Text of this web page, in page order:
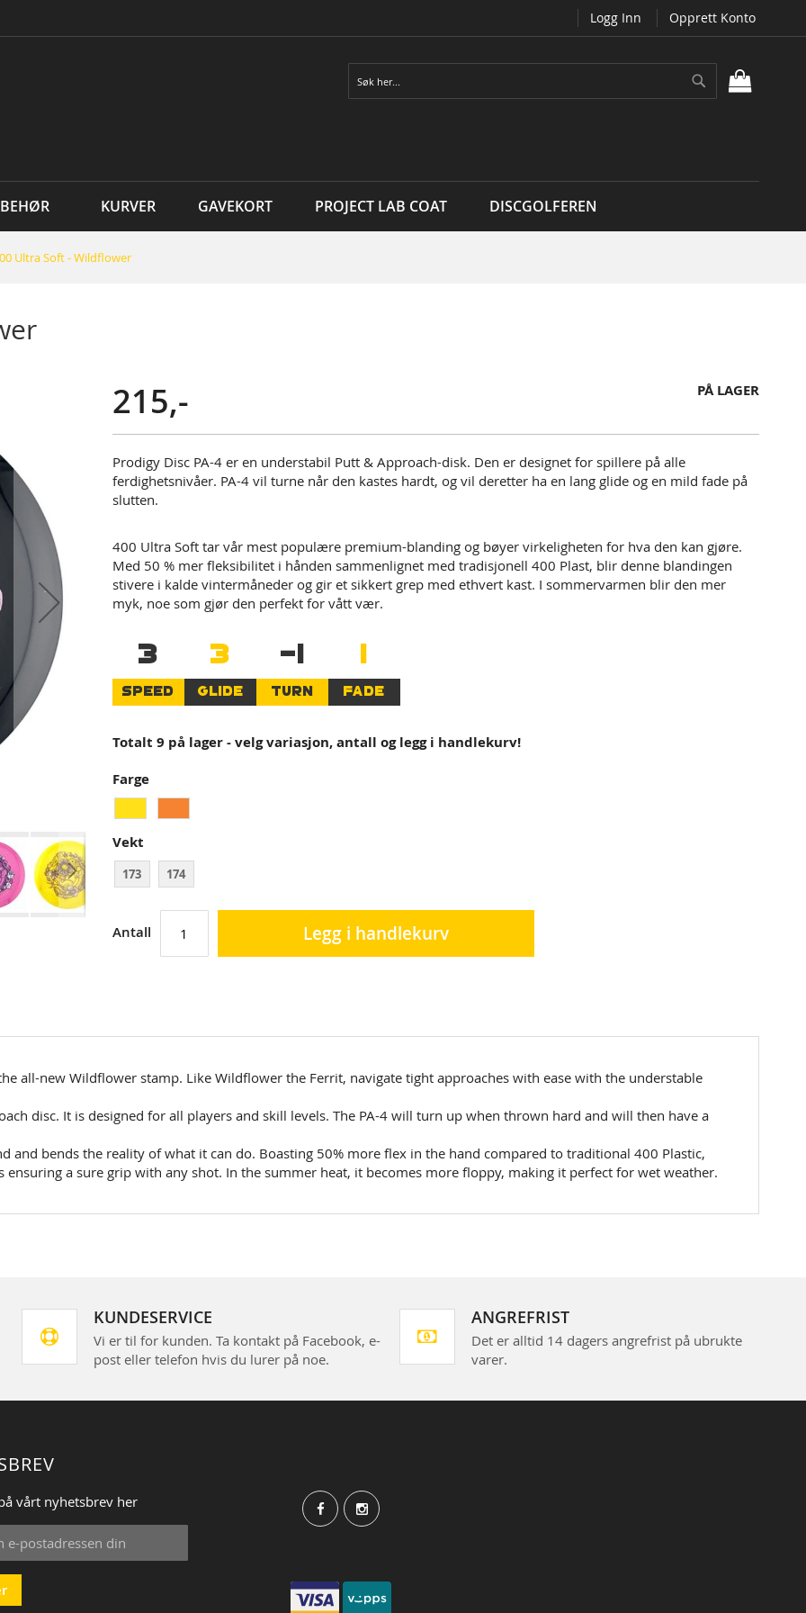
Logg Inn Opprett Konto
Søk
KURVER GAVEKORT PROJECT LAB COAT DISCGOLFEREN
Ultra Soft - Wildflower
215,- PÅ LAGER
Prodigy Disc PA-4 er en understabil Putt & Approach-disk. Den er designet for spillere på alle
ferdighetsnivåer. PA-4 vil turne når den kastes hardt, og vil deretter ha en lang glide og en mild fade på
slutten.
400 Ultra Soft tar vår mest populære premium-blanding og bøyer virkeligheten for hva den kan gjøre.
Med 50 % mer fleksibilitet i hånden sammenlignet med tradisjonell 400 Plast, blir denne blandingen
stivere i kalde vintermåneder og gir et sikkert grep med ethvert kast. I sommervarmen blir den mer
myk, noe som gjør den perfekt for vått vær.
3
SPEED
3
GLIDE
-1
TURN
1
FADE
Totalt 9 på lager - velg variasjon, antall og legg i handlekurv!
Farge
Vekt
173 174
Antall Legg i handlekurv
all-new Wildflower stamp. Like Wildflower the Ferrit, navigate tight approaches with ease with the understable
disc. It is designed for all players and skill levels. The PA-4 will turn up when thrown hard and will then have a
and bends the reality of what it can do. Boasting 50% more flex in the hand compared to traditional 400 Plastic,
a sure grip with any shot. In the summer heat, it becomes more floppy, making it perfect for wet weather.
KUNDESERVICE
Vi er til for kunden. Ta kontakt på Facebook, e-
post eller telefon hvis du lurer på noe.
ANGREFRIST
Det er alltid 14 dagers angrefrist på ubrukte
varer.
vårt nyhetsbrev her